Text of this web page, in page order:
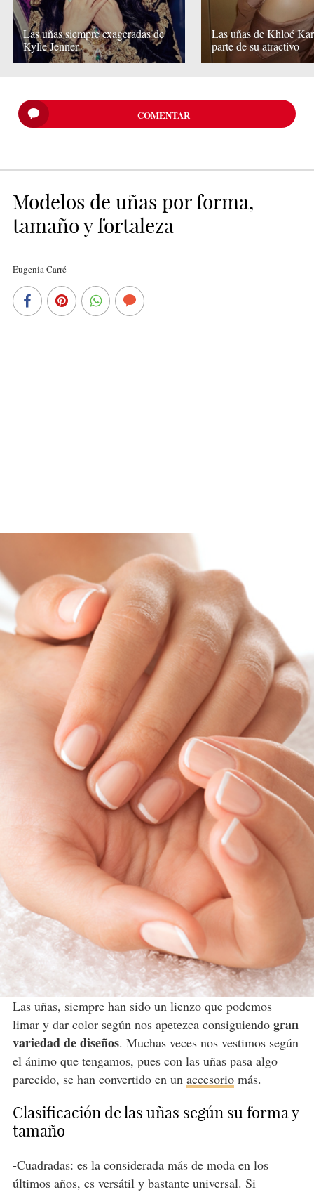
Las uñas siempre exageradas de
Kylie Jenner
Las uñas de Khloé
parte de su atractivo
COMENTAR
Modelos de uñas por forma,
tamaño y fortaleza
Eugenia Carré
Las uñas, siempre han sido un lienzo que podemos
limar y dar color según nos apetezca consiguiendo gran
variedad de diseños. Muchas veces nos vestimos según
el ánimo que tengamos, pues con las uñas pasa algo
parecido, se han convertido en un accesoriomás.
Clasificación de las uñas según su forma y
tamaño
-Cuadradas: es la considerada más de moda en los
últimos años, es versátil y bastante universal. Si